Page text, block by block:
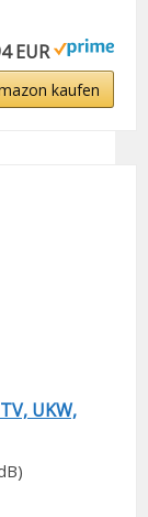
EUR
kaufen
UKW,